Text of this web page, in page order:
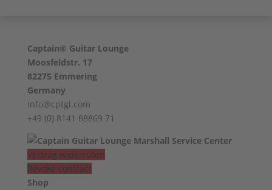
Captain® Guitar Lounge
Moosfeldstr. 17
82275 Emmering
Germany
info@cptgl.com
+49 (0) 8141 88869 71
Vertrag widerrufen
Revoke contract
Shop